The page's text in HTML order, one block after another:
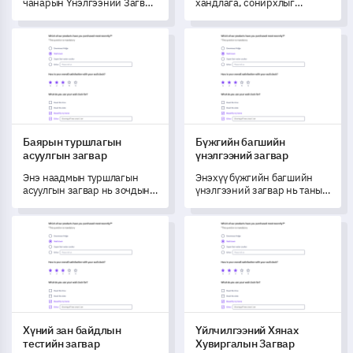
чанарын Үнэлгээний Загвар
холбоотой ойлголт,
туршлагыг шинжлэх,
хэмжих боломжийг олгодог.
хандлага, сонирхлыг
судалгаагаар
бүтээгдэхүүнийг оптимчлох.
Баярын туршлагын асуулгын загвар
Баярын туршлагын
асуулгын загвар
Энэ наадмын туршлагын
асуулгын загвар нь зочдын
болон таны наадмын
талаархи үзэл бодлыг
ойлгоход шаардлагатай
мэдээллийг олж авах
боломжийг олгодог.
Бүжгийн багшийн
Бүжгийн багшийн
үнэлгээний загвар
Энэхүү бүжгийн багшийн
үнэлгээний загвар нь таны
мэргэжлийн ур чадвар, заах
арга барил, ангийн орчныг
иж бүрэн үнэлэх боломжийг
олгодог.
Хүний зан байдлын тестийн загвар
Хүний зан байдлын
тестийн загвар
Үйлчилгээний Хянах
Үйлчилгээний Хянах
Хувиргалын Загвар